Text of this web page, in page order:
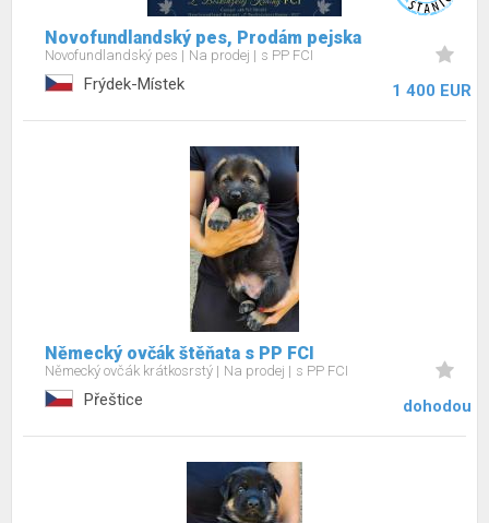
Novofundlandský pes, Prodám pejska
Novofundlandský pes Na prodej s PP FCI
Frýdek-Místek 1 400 EUR
Německý ovčák štěňata s PP FCI
Německý ovčák krátkosrstý Na prodej s PP FCI
Přeštice dohodou